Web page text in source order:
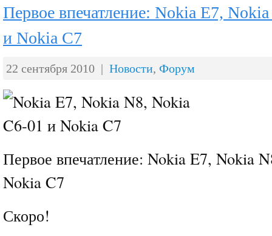
Первое впечатление: Nokia E7,
и Nokia C7
22 сентября 2010 | Новости, Форум
Первое впечатление: Nokia E7, Nokia
Nokia C7
Скоро!